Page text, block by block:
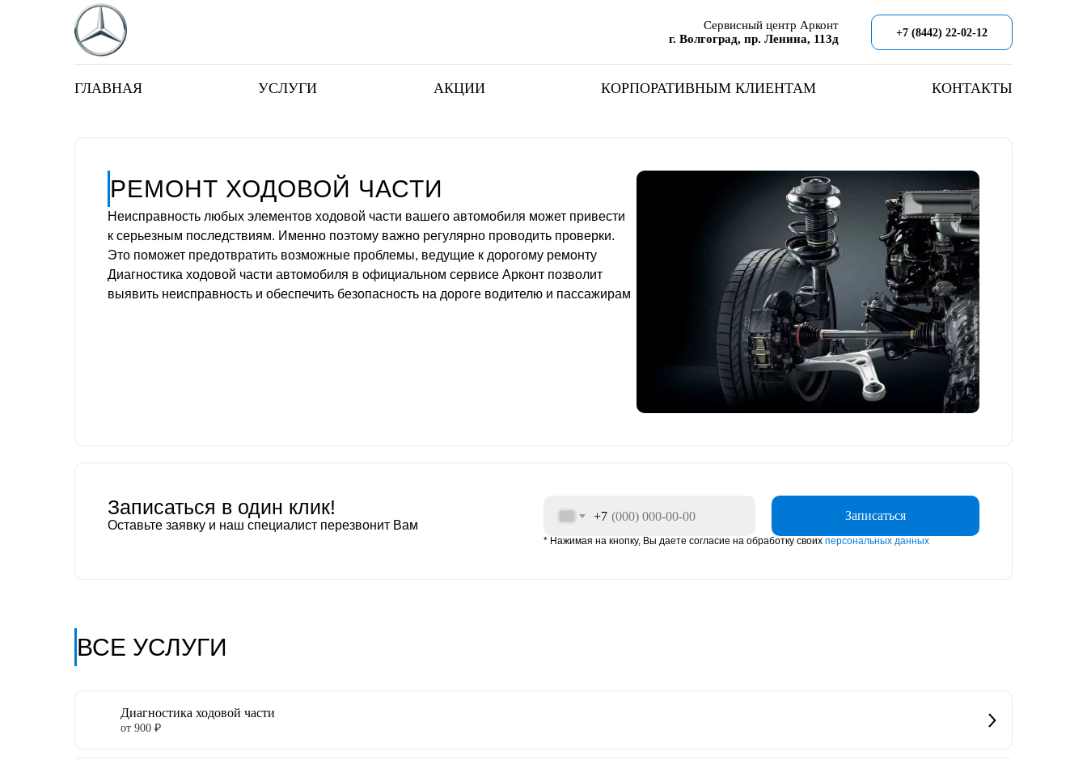
Сервисный центр Арконт
г. Волгоград, пр. Ленина, 113д
+7 (8442) 22-02-12
ГЛАВНАЯ УСЛУГИ АКЦИИ КОРПОРАТИВНЫМ КЛИЕНТАМ КОНТАКТЫ
Записаться в один клик!
Оставьте заявку и наш специалист перезвонит Вам
+7 Записаться
* Нажимая на кнопку, Вы даете согласие на обработку своих персональных данных
РЕМОНТ ХОДОВОЙ ЧАСТИ
Неисправность любых элементов ходовой части вашего автомобиля может привести
к серьезным последствиям. Именно поэтому важно регулярно проводить проверки.
Это поможет предотвратить возможные проблемы, ведущие к дорогому ремонту
Диагностика ходовой части автомобиля в официальном сервисе Арконт позволит
выявить неисправность и обеспечить безопасность на дороге водителю и пассажирам
ВСЕ УСЛУГИ
Диагностика ходовой части
от 900 ₽